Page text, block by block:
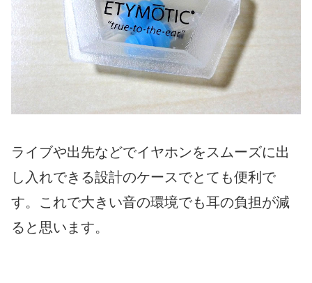
ライブや出先などでイヤホンをスムーズに出
し入れできる設計のケースでとても便利で
す。これで大きい音の環境でも耳の負担が減
ると思います。